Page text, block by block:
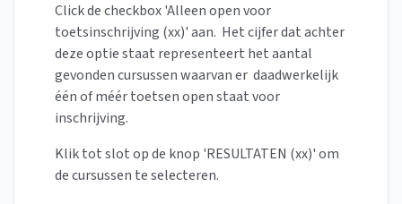
Click de checkbox 'Alleen open voor
toetsinschrijving (xx)' aan. Het cijfer dat achter
deze optie staat representeert het aantal
gevonden cursussen waarvan er daadwerkelijk
één of méér toetsen open staat voor
inschrijving.
Klik tot slot op de knop 'RESULTATEN (xx)' om
de cursussen te selecteren.